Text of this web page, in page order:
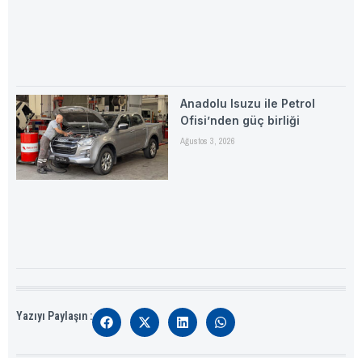
Anadolu Isuzu ile Petrol
Ofisi’nden güç birliği
Ağustos 3, 2026
Yazıyı Paylaşın :